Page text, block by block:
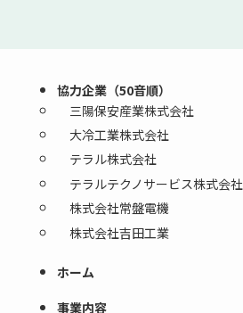
協力企業（50音順）
三陽保安産業株式会社
大冷工業株式会社
テラル株式会社
テラルテクノサービス株式会社
株式会社常盤電機
株式会社吉田工業
ホーム
事業内容